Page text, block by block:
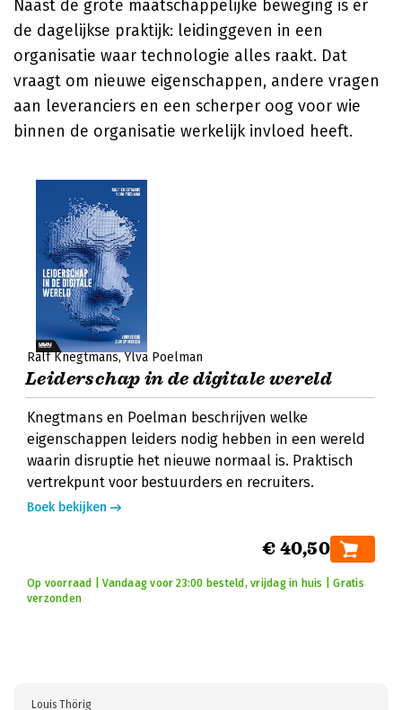
Naast de grote maatschappelijke beweging is er
de dagelijkse praktijk: leidinggeven in een
organisatie waar technologie alles raakt. Dat
vraagt om nieuwe eigenschappen, andere vragen
aan leveranciers en een scherper oog voor wie
binnen de organisatie werkelijk invloed heeft.
Ralf Knegtmans Ylva Poelman
Leiderschap in de digitale wereld
Knegtmans en Poelman beschrijven welke
eigenschappen leiders nodig hebben in een wereld
waarin disruptie het nieuwe normaal is. Praktisch
vertrekpunt voor bestuurders en recruiters.
Boek bekijken
€ 40,50
Op voorraad | Vandaag voor 23:00 besteld, vrijdag in huis | Gratis
verzonden
Louis Thörig